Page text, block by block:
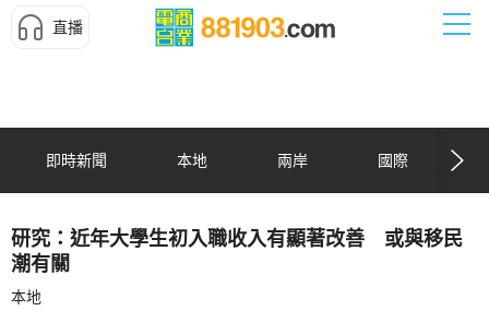
直播
即時新聞 本地 兩岸 國際
研究：近年大學生初入職收入有顯著改善 或與移民
潮有關
本地